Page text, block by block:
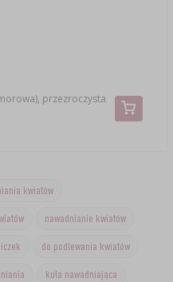
przezroczysta
kwiatów
nawadnianie kwiatów
do podlewania kwiatów
kula nawadniająca